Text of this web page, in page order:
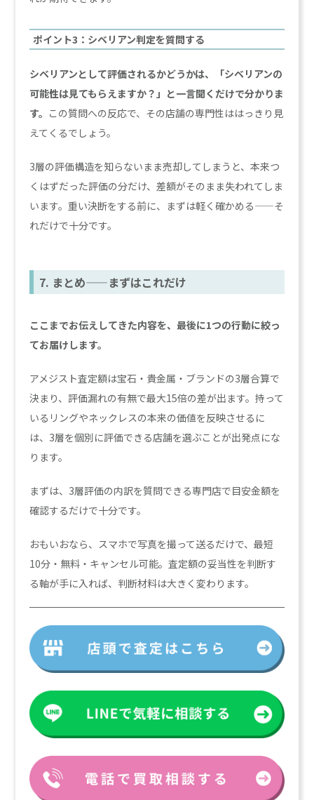
ポイント3：シベリアン判定を質問する
シベリアンとして評価されるかどうかは、「シベリアンの
可能性は見てもらえますか？」と一言聞くだけで分かりま
す。 この質問への反応で、その店舗の専門性ははっきり見
えてくるでしょう。
3層の評価構造を知らないまま売却してしまうと、本来つ
くはずだった評価の分だけ、差額がそのまま失われてしま
います。重い決断をする前に、まずは軽く確かめる——そ
れだけで十分です。
7. まとめ——まずはこれだけ
ここまでお伝えしてきた内容を、最後に1つの行動に絞っ
てお届けします。
アメジスト査定額は宝石・貴金属・ブランドの3層合算で
決まり、評価漏れの有無で最大15倍の差が出ます。持って
いるリングやネックレスの本来の価値を反映させるに
は、3層を個別に評価できる店舗を選ぶことが出発点にな
ります。
まずは、3層評価の内訳を質問できる専門店で目安金額を
確認するだけで十分です。
おもいおなら、スマホで写真を撮って送るだけで、最短
10分・無料・キャンセル可能。査定額の妥当性を判断す
る軸が手に入れば、判断材料は大きく変わります。